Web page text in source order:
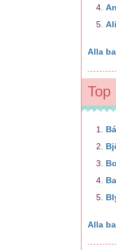
Alla
Top
Alla